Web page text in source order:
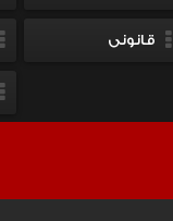
قانونى